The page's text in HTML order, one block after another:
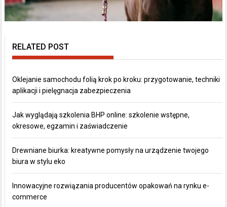
RELATED POST
Oklejanie samochodu folią krok po kroku: przygotowanie, techniki
aplikacji i pielęgnacja zabezpieczenia
Jak wyglądają szkolenia BHP online: szkolenie wstępne,
okresowe, egzamin i zaświadczenie
Drewniane biurka: kreatywne pomysły na urządzenie twojego
biura w stylu eko
Innowacyjne rozwiązania producentów opakowań na rynku e-
commerce